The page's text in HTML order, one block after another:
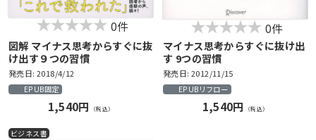
0件
図解 マイナス思考からすぐに抜
け出す９つの習慣
発売日: 2018/4/12
EPUB固定
1,540円 （税込）
0件
マイナス思考からすぐに抜け出
す 9つの習慣
発売日: 2012/11/15
EPUBリフロー
1,540円 （税込）
ビジネス書